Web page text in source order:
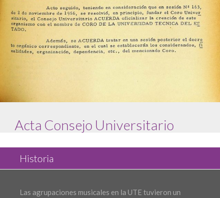
Acta Consejo Universitario
Historia
Las agrupaciones musicales en la UTE tuvieron un